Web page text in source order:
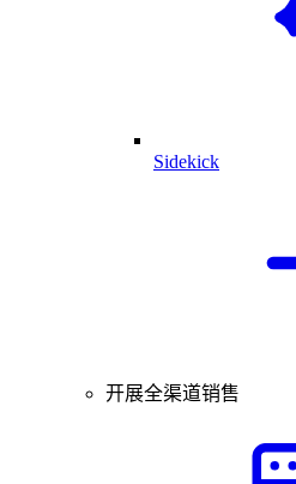
Sidekick
开展全渠道销售